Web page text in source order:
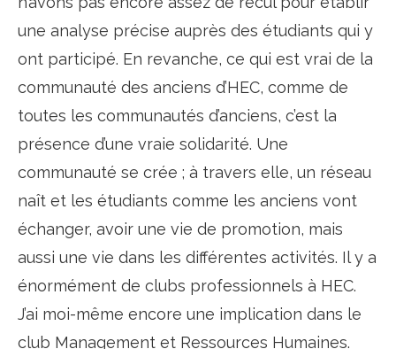
une analyse précise auprès des étudiants qui y
ont participé. En revanche, ce qui est vrai de la
communauté des anciens d’HEC, comme de
toutes les communautés d’anciens, c’est la
présence d’une vraie solidarité. Une
communauté se crée ; à travers elle, un réseau
naît et les étudiants comme les anciens vont
échanger, avoir une vie de promotion, mais
aussi une vie dans les différentes activités. Il y a
énormément de clubs professionnels à HEC.
J’ai moi-même encore une implication dans le
club Management et Ressources Humaines.